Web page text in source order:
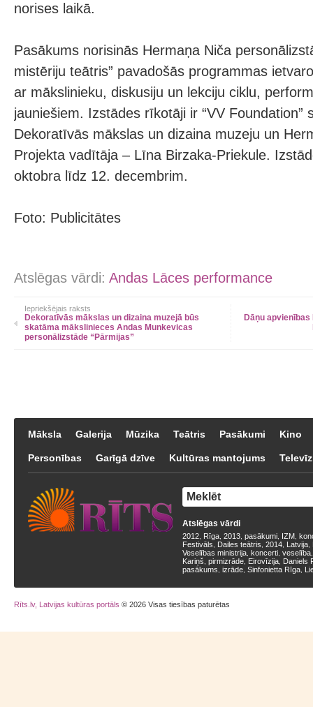
norises laikā.
Pasākums norisinās Hermaņa Niča
mistēriju teātris” pavadošās programmas
ar mākslinieku, diskusiju un lekciju ciklu,
jauniešiem. Izstādes rīkotāji ir “VV Foundation”
Dekoratīvās mākslas un dizaina muzeju un
Projekta vadītāja – Līna Birzaka-Priekule.
oktobra līdz 12. decembrim.
Foto: Publicitātes
Atslēgas vārdi: Andas Lāces performance
Iepriekšējais raksts
Dekoratīvās mākslas un dizaina muzejā būs
skatāma mākslinieces Andas Munkevicas
personālizstāde “Pārmijas”
Dāņu
Māksla Galerija Mūzika Teātris Pasākumi Kino
Personības Garīgā dzīve Kultūras mantojums
Atslēgas vārdi
2012 Rīga 2013 pasākumi IZM
Festivāls
Dailes teātris 2014 Latvija
Veselības ministrija koncerti veselība
Kariņš pirmizrāde Eirovīzija Daniels
pasākums izrāde Sinfonietta Rīga
Rīts.lv, Latvijas kultūras portāls © 2026 Visas tiesības paturētas